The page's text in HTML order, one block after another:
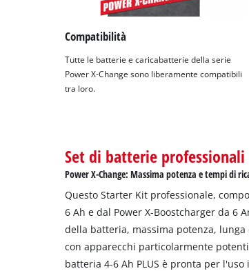
Compatibilità
Tutte le batterie e caricabatterie della serie
Power X-Change sono liberamente compatibili
tra loro.
Set di batterie professionali
Power X-Change: Massima potenza e tempi di
Questo Starter Kit professionale,
6 Ah e dal Power X-Boostcharger da 6
della batteria, massima potenza,
con apparecchi particolarmente
batteria 4-6 Ah PLUS è pronta per